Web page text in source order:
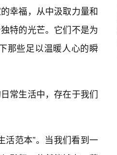
幸福，从中汲取力量和
特的光芒。它们不是为
那些足以温暖人心的瞬
常生活中，存在于我们
活范本”。当我们看到一